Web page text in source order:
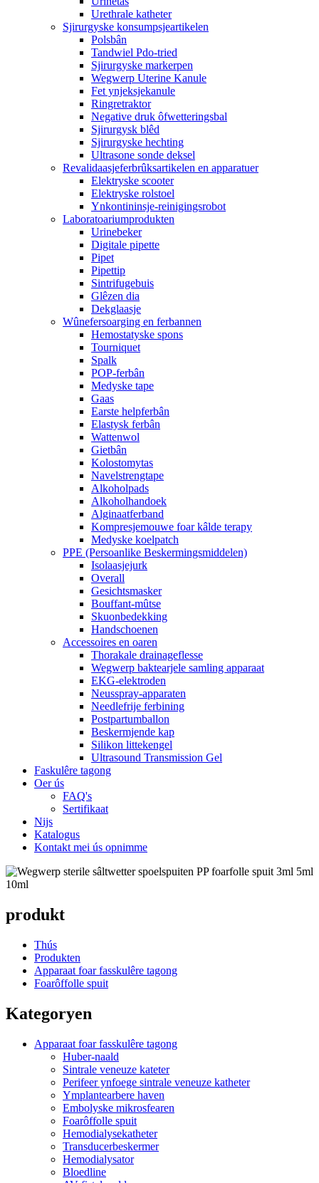
Urethrale katheter
Sjirurgyske konsumpsjeartikelen
Polsbân
Tandwiel Pdo-tried
Sjirurgyske markerpen
Wegwerp Uterine Kanule
Fet ynjeksjekanule
Ringretraktor
Negative druk ôfwetteringsbal
Sjirurgysk blêd
Sjirurgyske hechting
Ultrasone sonde deksel
Revalidaasjeferbrûksartikelen en apparatuer
Elektryske scooter
Elektryske rolstoel
Ynkontininsje-reinigingsrobot
Laboratoariumprodukten
Urinebeker
Digitale pipette
Pipet
Pipettip
Sintrifugebuis
Glêzen dia
Dekglaasje
Wûnefersoarging en ferbannen
Hemostatyske spons
Tourniquet
Spalk
POP-ferbân
Medyske tape
Gaas
Earste helpferbân
Elastysk ferbân
Wattenwol
Gietbân
Kolostomytas
Navelstrengtape
Alkoholpads
Alkoholhandoek
Alginaatferband
Kompresjemouwe foar kâlde terapy
Medyske koelpatch
PPE (Persoanlike Beskermingsmiddelen)
Isolaasjejurk
Overall
Gesichtsmasker
Bouffant-mûtse
Skuonbedekking
Handschoenen
Accessoires en oaren
Thorakale drainageflesse
Wegwerp baktearjele samling apparaat
EKG-elektroden
Neusspray-apparaten
Needlefrije ferbining
Postpartumballon
Beskermjende kap
Silikon littekengel
Ultrasound Transmission Gel
Faskulêre tagong
Oer ús
FAQ's
Sertifikaat
Nijs
Katalogus
Kontakt mei ús opnimme
produkt
Thús
Produkten
Apparaat foar fasskulêre tagong
Foarôffolle spuit
Kategoryen
Apparaat foar fasskulêre tagong
Huber-naald
Sintrale veneuze kateter
Perifeer ynfoege sintrale veneuze katheter
Ymplantearbere haven
Embolyske mikrosfearen
Foarôffolle spuit
Hemodialysekatheter
Transducerbeskermer
Hemodialysator
Bloedline